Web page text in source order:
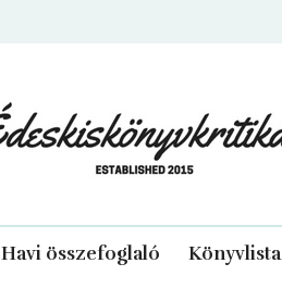
Havi összefoglaló Könyvlista